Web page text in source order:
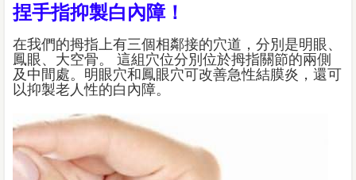
捏手指抑製白內障！
在我們的拇指上有三個相鄰接的穴道，分別是明眼、
鳳眼、大空骨。 這組穴位分別位於拇指關節的兩側
及中間處。明眼穴和鳳眼穴可改善急性結膜炎，還可
以抑製老人性的白內障。